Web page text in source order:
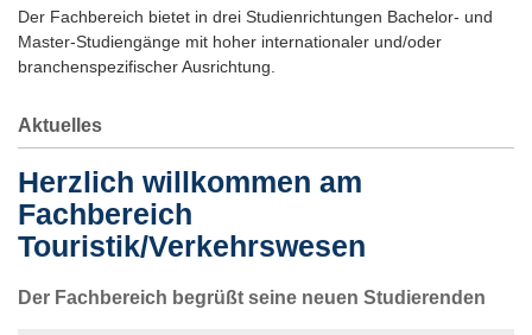
Der Fachbereich bietet in drei Studienrichtungen Bachelor- und
Master-Studiengänge mit hoher internationaler und/oder
branchenspezifischer Ausrichtung.
Aktuelles
Herzlich willkommen am
Fachbereich
Touristik/Verkehrswesen
Der Fachbereich begrüßt seine neuen Studierenden